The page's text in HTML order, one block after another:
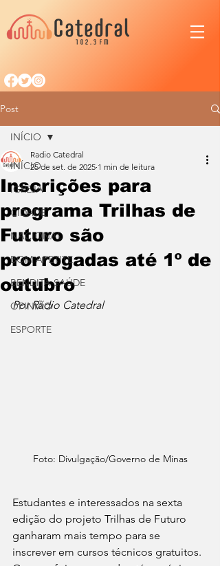
Post
INÍCIO
IGREJA
CIDADE
NACIONAL
BOM APETITE
BENDITA SAÚDE
OPINIÃO
ESPORTE
INÍCIO
Inscrições para
programa Trilhas de
Futuro são
prorrogadas até 1º de
outubro
Radio Catedral
25 de set. de 2025 1 min de leitura
Por Rádio Catedral
Foto: Divulgação/Governo de Minas
Estudantes e interessados na sexta
edição do projeto Trilhas de Futuro
ganharam mais tempo para se
inscrever em cursos técnicos gratuitos.